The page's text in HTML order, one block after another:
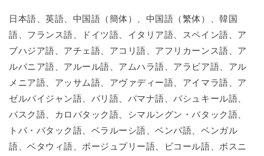
日本語、英語、中国語（簡体）、中国語（繁体）、韓国
語、フランス語、ドイツ語、イタリア語、スペイン語、ア
ブハジア語、アチェ語、アコリ語、アフリカーンス語、ア
ルバニア語、アルール語、アムハラ語、アラビア語、アル
メニア語、アッサム語、アヴァディー語、アイマラ語、ア
ゼルバイジャン語、バリ語、バマナ語、バシュキール語、
バスク語、カロバタック語、シマルングン・バタック語、
トバ・バタック語、ベラルーシ語、ベンバ語、ベンガル
語、ベタウィ語、ボージュプリー語、ビコール語、ボスニ